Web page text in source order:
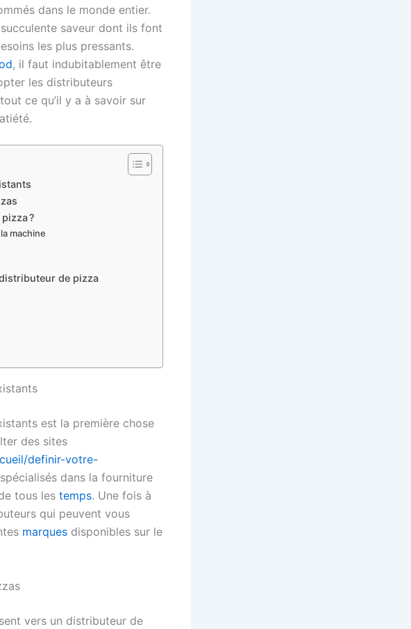
dans le monde entier.
saveur dont ils font
les plus pressants.
, il faut indubitablement être
les distributeurs
ce qu’il y a à savoir sur
?
machine
de pizza
est la première chose
des sites
definir-votre-
dans la fourniture
tous les temps. Une fois à
qui peuvent vous
marques disponibles sur le
vers un distributeur de